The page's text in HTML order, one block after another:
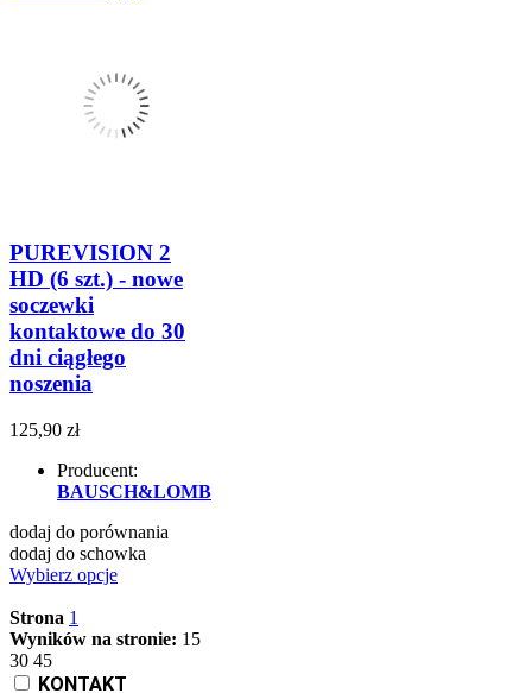
PUREVISION 2
HD (6 szt.) - nowe
soczewki
kontaktowe do 30
dni ciągłego
noszenia
125,90 zł
Producent:
BAUSCH&LOMB
dodaj do porównania
dodaj do schowka
Wybierz opcje
Strona 1
Wyników na stronie: 15
30 45
KONTAKT